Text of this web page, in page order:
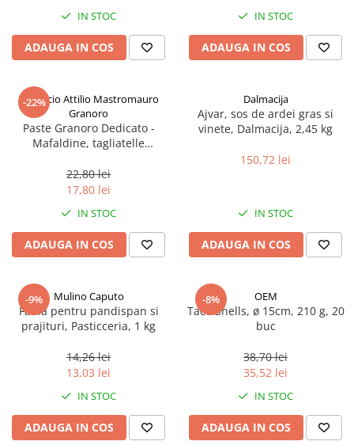
Spania / Cipru / Africa
Sare de mare din Oceanele Pacific
Sare de mare naturala din
Portugalia
Sare de roca
Sare marina
Specialitati din ulei
Terine si placinte
Uleiuri Premium
Uleiuri speciale/presate la rece
Ulei de masline extravirgin
Ulei Gegenbauer
Ulei Huilerie Beaujolaise
Ulei Wiberg Gastro
Prajitore paine
Gratare
Cesti, boluri, vesela
IN STOC
ADAUGA IN COS
IN STOC
ADAUGA IN COS
-22%
Pastificio Attilio Mastromauro
Granoro
Paste Granoro Dedicato -
Mafaldine, tagliatelle
22,80 lei
17,80 lei
IN STOC
ADAUGA IN COS
Dalmacija
Ajvar, sos de ardei gras si
vinete, Dalmacija, 2,45 kg
150,72 lei
IN STOC
ADAUGA IN COS
-9% Mulino Caputo
Faina pentru pandispan si
prajituri, Pasticceria, 1 kg
14,26 lei
13,03 lei
IN STOC
ADAUGA IN COS
-8% OEM
Taco Shells, ø 15cm, 210 g, 20
buc
38,70 lei
35,52 lei
IN STOC
ADAUGA IN COS